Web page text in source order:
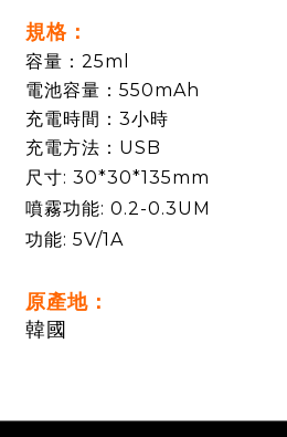
規格：
容量： 25ml
電池容量：550mAh
充電時間：3小時
充電方法：USB
尺寸: 30*30*135mm
噴霧功能: 0.2-0.3UM
功能: 5V/1A
原產地：
韓國